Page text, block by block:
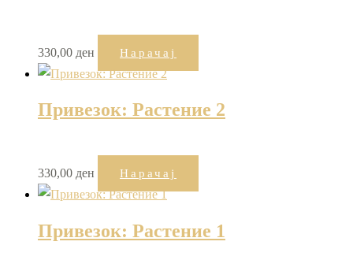
330,00 ден Нарачај
Привезок: Растение 2
330,00 ден Нарачај
Привезок: Растение 1